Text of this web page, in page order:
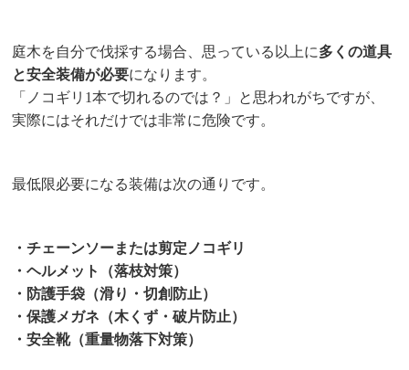
庭木を自分で伐採する場合、思っている以上に多くの道具
と安全装備が必要になります。
「ノコギリ1本で切れるのでは？」と思われがちですが、
実際にはそれだけでは非常に危険です。
最低限必要になる装備は次の通りです。
・チェーンソーまたは剪定ノコギリ
・ヘルメット（落枝対策）
・防護手袋（滑り・切創防止）
・保護メガネ（木くず・破片防止）
・安全靴（重量物落下対策）